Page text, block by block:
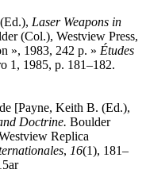
Laser Weapons in
(Col.), Westview Press,
», 1983, 242 p. » Études
1, 1985, p. 181–182.
[Payne, Keith B. (Ed.),
Doctrine. Boulder
Replica
, 16(1), 181–